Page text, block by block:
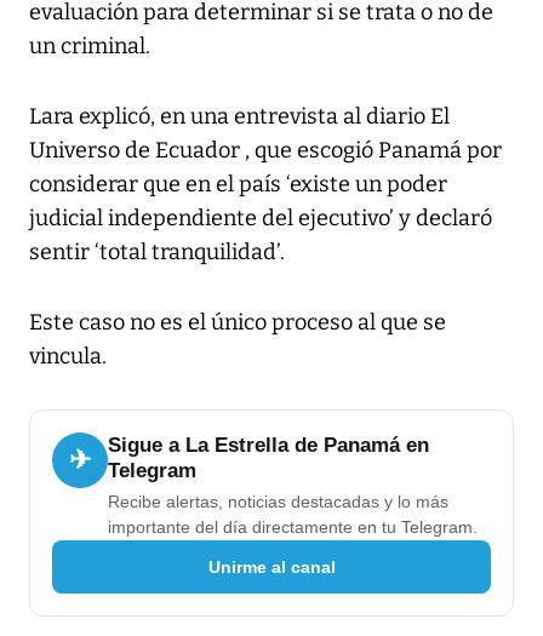
evaluación para determinar si se trata o no de
un criminal.
Lara explicó, en una entrevista al diario El
Universo de Ecuador , que escogió Panamá por
considerar que en el país ‘existe un poder
judicial independiente del ejecutivo’ y declaró
sentir ‘total tranquilidad’.
Este caso no es el único proceso al que se
vincula.
✈
Sigue a La Estrella de Panamá en
Telegram
Recibe alertas, noticias destacadas y lo más
importante del día directamente en tu Telegram.
Unirme al canal